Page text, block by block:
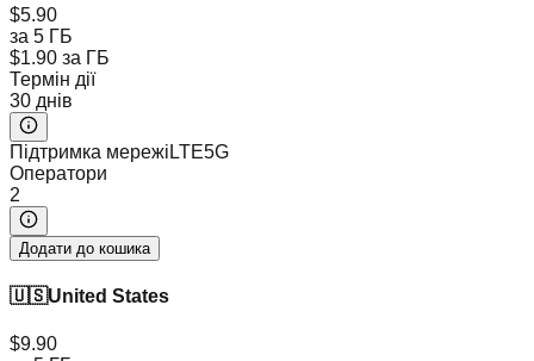
$5.90
за 5 ГБ
$1.90 за ГБ
Термін дії
30 днів
Підтримка мережі LTE5G
Оператори
2
Додати до кошика
🇺🇸United States
$9.90